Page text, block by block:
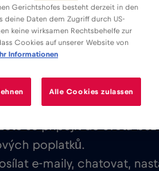
Kompatibilita
aplikaci Red
mobilní internet v San
základní poplatek.
se připojit do světa
poplatků.
e-maily, chatovat,
Gerichtshofes besteht derzeit in den
deine Daten dem Zugriff durch US-
keine wirksamen Rechtsbehelfe zur
Cookies auf unserer Website von
Informationen
Alle Cookies zulassen